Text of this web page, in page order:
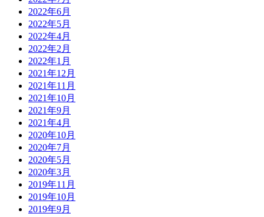
2022年6月
2022年5月
2022年4月
2022年2月
2022年1月
2021年12月
2021年11月
2021年10月
2021年9月
2021年4月
2020年10月
2020年7月
2020年5月
2020年3月
2019年11月
2019年10月
2019年9月